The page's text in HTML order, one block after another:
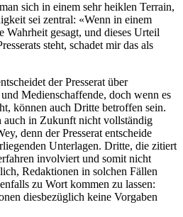
sich in einem sehr heiklen Terrain,
sei zentral: «Wenn in einem
Wahrheit gesagt, und dieses Urteil
steht, schadet mir das als
der Presserat über
Medienschaffende, doch wenn es
können auch Dritte betroffen sein.
auch in Zukunft nicht vollständig
denn der Presserat entscheide
Unterlagen. Dritte, die zitiert
involviert und somit nicht
Redaktionen in solchen Fällen
zu Wort kommen zu lassen:
diesbezüglich keine Vorgaben